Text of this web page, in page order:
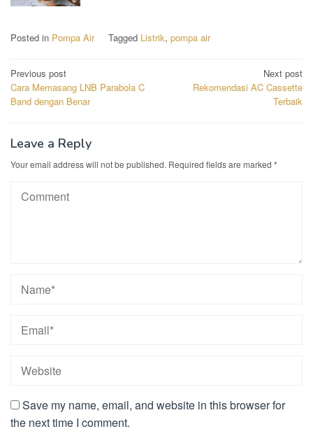
Posted in Pompa Air Tagged Listrik, pompa air
Post
navigation
Previous post
Cara Memasang LNB Parabola C
Band dengan Benar
Next post
Rekomendasi AC Cassette
Terbaik
Leave a Reply
Your email address will not be published. Required fields are marked *
Save my name, email, and website in this browser for
the next time I comment.